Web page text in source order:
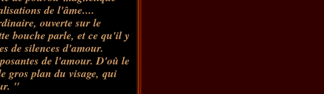
de l'âme....
ouverte sur le
bouche parle, et ce qu'il y
de silences d'amour.
de l'amour. D'où le
gros plan du visage, qui
"